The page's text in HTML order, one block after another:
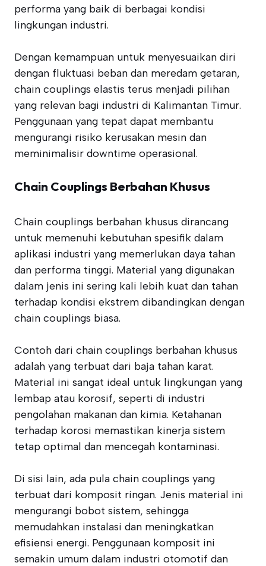
performa yang baik di berbagai kondisi
lingkungan industri.
Dengan kemampuan untuk menyesuaikan diri
dengan fluktuasi beban dan meredam getaran,
chain couplings elastis terus menjadi pilihan
yang relevan bagi industri di Kalimantan Timur.
Penggunaan yang tepat dapat membantu
mengurangi risiko kerusakan mesin dan
meminimalisir downtime operasional.
Chain Couplings Berbahan Khusus
Chain couplings berbahan khusus dirancang
untuk memenuhi kebutuhan spesifik dalam
aplikasi industri yang memerlukan daya tahan
dan performa tinggi. Material yang digunakan
dalam jenis ini sering kali lebih kuat dan tahan
terhadap kondisi ekstrem dibandingkan dengan
chain couplings biasa.
Contoh dari chain couplings berbahan khusus
adalah yang terbuat dari baja tahan karat.
Material ini sangat ideal untuk lingkungan yang
lembap atau korosif, seperti di industri
pengolahan makanan dan kimia. Ketahanan
terhadap korosi memastikan kinerja sistem
tetap optimal dan mencegah kontaminasi.
Di sisi lain, ada pula chain couplings yang
terbuat dari komposit ringan. Jenis material ini
mengurangi bobot sistem, sehingga
memudahkan instalasi dan meningkatkan
efisiensi energi. Penggunaan komposit ini
semakin umum dalam industri otomotif dan